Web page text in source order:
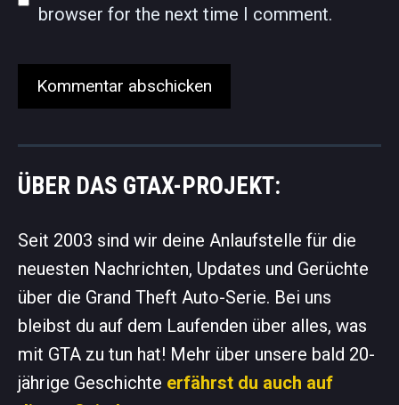
browser for the next time I comment.
ÜBER DAS GTAX-PROJEKT:
Seit 2003 sind wir deine Anlaufstelle für die
neuesten Nachrichten, Updates und Gerüchte
über die Grand Theft Auto-Serie. Bei uns
bleibst du auf dem Laufenden über alles, was
mit GTA zu tun hat! Mehr über unsere bald 20-
jährige Geschichte erfährst du auch auf